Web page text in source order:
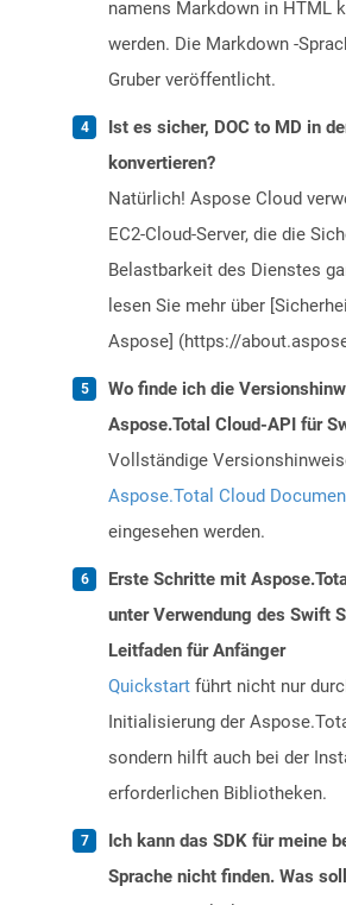
namens Markdown in HTML
werden. Die Markdown -
Gruber veröffentlicht.
Ist es sicher, DOC to MD in
konvertieren?
Natürlich! Aspose Cloud
EC2-Cloud-Server, die die
Belastbarkeit des Dienstes
lesen Sie mehr über
Aspose] (https://
Wo finde ich die
Aspose.Total Cloud-API für
Vollständige
Aspose.Total Cloud
eingesehen werden.
Erste Schritte mit
unter Verwendung des Swift
Leitfaden für Anfänger
Quickstart führt nicht nur
Initialisierung der
sondern hilft auch bei der
erforderlichen Bibliotheken.
Ich kann das SDK für meine
Sprache nicht finden. Was